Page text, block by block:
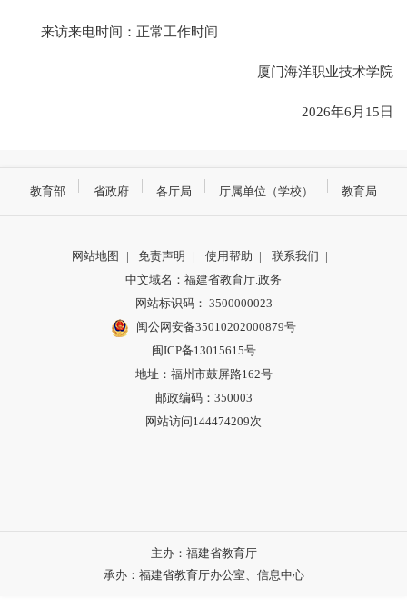
来访来电时间：正常工作时间
厦门海洋职业技术学院
2026年6月15日
教育部 省政府 各厅局 厅属单位（学校） 教育局
网站地图 | 免责声明 | 使用帮助 | 联系我们 |
中文域名：福建省教育厅.政务
网站标识码： 3500000023
闽公网安备35010202000879号
闽ICP备13015615号
地址：福州市鼓屏路162号
邮政编码：350003
网站访问144474209次
主办：福建省教育厅
承办：福建省教育厅办公室、信息中心